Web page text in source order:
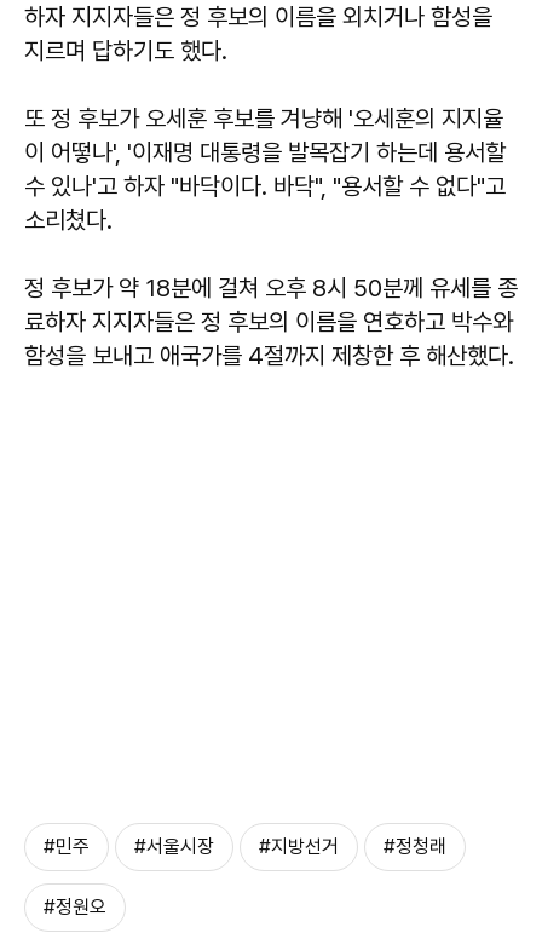
하자 지지자들은 정 후보의 이름을 외치거나 함성을
지르며 답하기도 했다.
또 정 후보가 오세훈 후보를 겨냥해 '오세훈의 지지율
이 어떻나', '이재명 대통령을 발목잡기 하는데 용서할
수 있나'고 하자 "바닥이다. 바닥", "용서할 수 없다"고
소리쳤다.
정 후보가 약 18분에 걸쳐 오후 8시 50분께 유세를 종
료하자 지지자들은 정 후보의 이름을 연호하고 박수와
함성을 보내고 애국가를 4절까지 제창한 후 해산했다.
#민주 #서울시장 #지방선거 #정청래
#정원오